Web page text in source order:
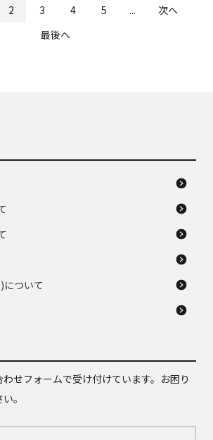
2 3 4 5 ...
次へ
最後へ
について
せフォームで受け付けています。お困り
。